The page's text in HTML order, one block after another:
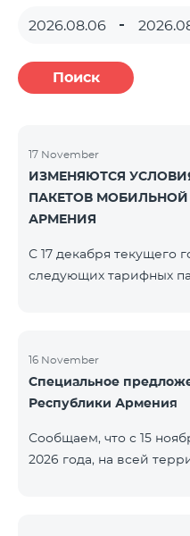
Поиск
17 November
ИЗМЕНЯЮТСЯ
ПАКЕТОВ МОБИЛЬНОЙ
АРМЕНИЯ
С 17 декабря текущего
следующих тарифных
Абоненты получат 600
Канады, Beeline РФ и
минут и 14 ГБ
будет переименован в
пла
16 November
Специальное
Республики Армения
Сообщаем, что с 15
2026 года, на всей